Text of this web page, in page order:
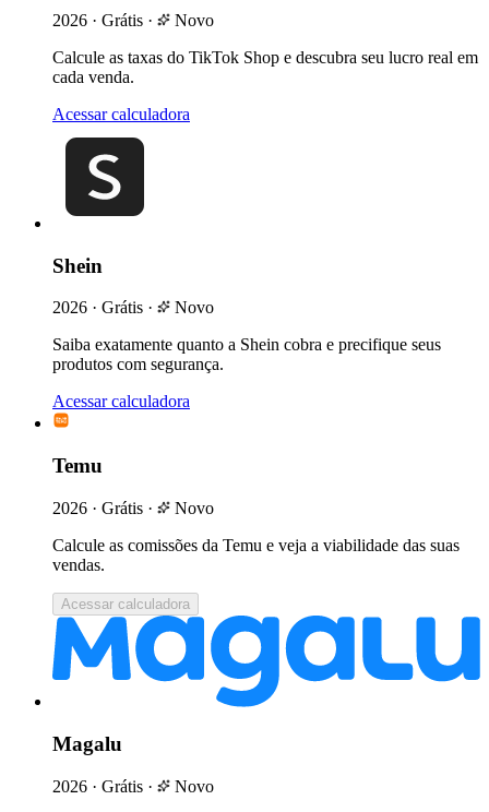
2026 · Grátis ·
Novo
Calcule as taxas do TikTok Shop e descubra seu lucro real em
cada venda.
Acessar calculadora
Shein
2026 · Grátis ·
Novo
Saiba exatamente quanto a Shein cobra e precifique seus
produtos com segurança.
Acessar calculadora
Temu
2026 · Grátis ·
Novo
Calcule as comissões da Temu e veja a viabilidade das suas
vendas.
Acessar calculadora
Magalu
2026 · Grátis ·
Novo